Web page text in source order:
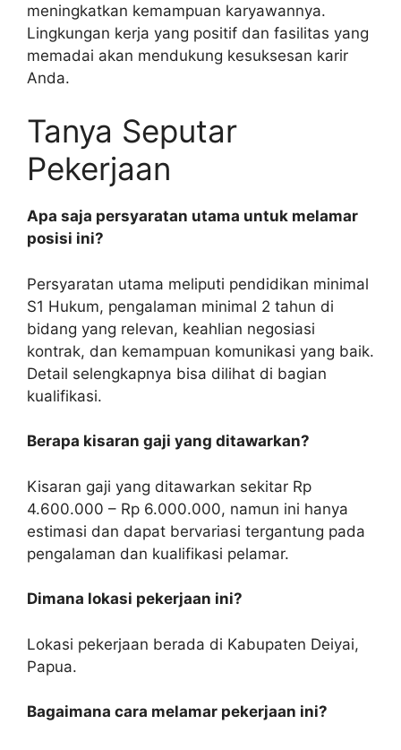
meningkatkan kemampuan karyawannya.
Lingkungan kerja yang positif dan fasilitas yang
memadai akan mendukung kesuksesan karir
Anda.
Tanya Seputar
Pekerjaan
Apa saja persyaratan utama untuk melamar
posisi ini?
Persyaratan utama meliputi pendidikan minimal
S1 Hukum, pengalaman minimal 2 tahun di
bidang yang relevan, keahlian negosiasi
kontrak, dan kemampuan komunikasi yang baik.
Detail selengkapnya bisa dilihat di bagian
kualifikasi.
Berapa kisaran gaji yang ditawarkan?
Kisaran gaji yang ditawarkan sekitar Rp
4.600.000 – Rp 6.000.000, namun ini hanya
estimasi dan dapat bervariasi tergantung pada
pengalaman dan kualifikasi pelamar.
Dimana lokasi pekerjaan ini?
Lokasi pekerjaan berada di Kabupaten Deiyai,
Papua.
Bagaimana cara melamar pekerjaan ini?